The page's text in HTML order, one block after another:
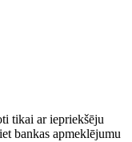
tikai ar iepriekšēju
bankas apmeklējumu